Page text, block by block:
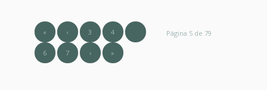
Página 5 de 79
« ‹ 3 4
6 7 › »